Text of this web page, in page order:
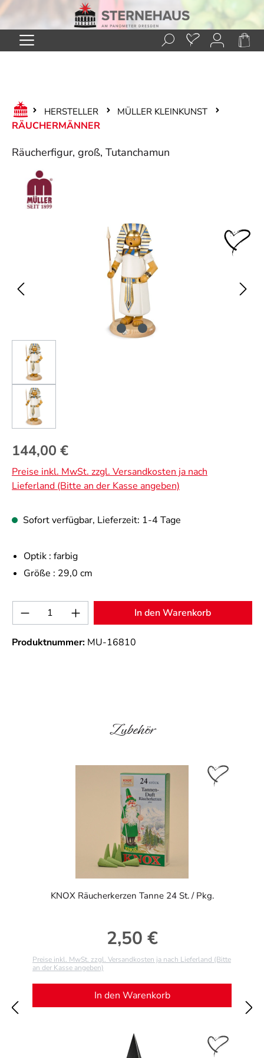
Zum Hauptinhalt springen
HERSTELLER MÜLLER KLEINKUNST
RÄUCHERMÄNNER
Räucherfigur, groß, Tutanchamun
Bildergalerie überspringen
Regulärer Preis:
144,00 €
Preise inkl. MwSt. zzgl. Versandkosten ja nach
Lieferland (Bitte an der Kasse angeben)
Sofort verfügbar, Lieferzeit: 1-4 Tage
Optik : farbig
Größe : 29,0 cm
Produkt Anzahl: Gib den gewünschten
In den Warenkorb
Produktnummer: MU-16810
Produktgalerie überspringen
Zubehör
KNOX Räucherkerzen Tanne 24 St. / Pkg.
Regulärer Preis:
2,50 €
Preise inkl. MwSt. zzgl. Versandkosten ja nach Lieferland (Bitte
an der Kasse angeben)
In den Warenkorb